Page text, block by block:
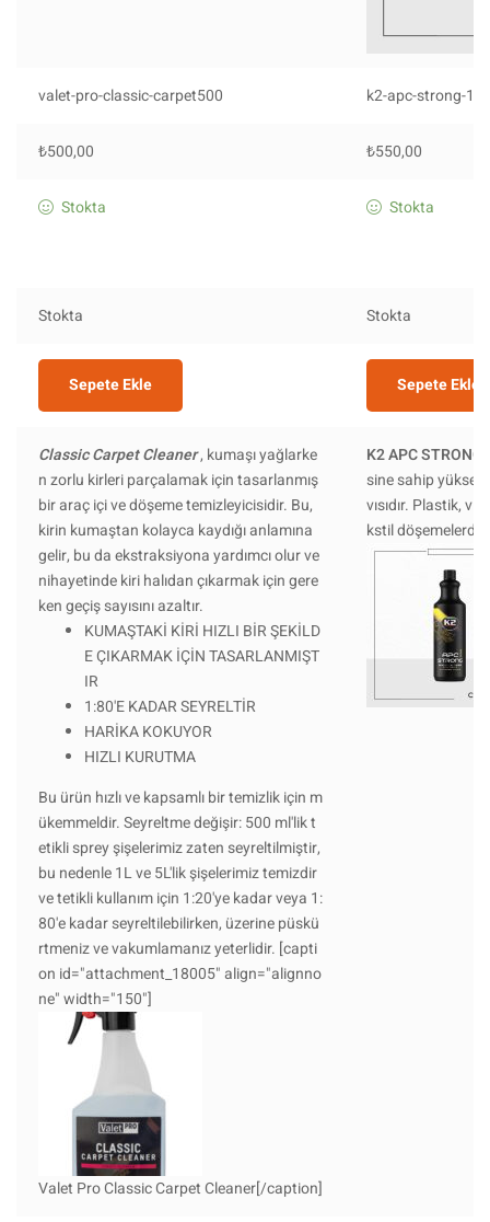
valet-pro-classic-carpet500 k2-apc-strong-1l
₺500,00 ₺550,00
Stokta Stokta
Stokta Stokta
Sepete Ekle Sepete Ekle
Classic Carpet Cleaner, kumaşı yağlarke
n zorlu kirleri parçalamak için tasarlanmış
bir araç içi ve döşeme temizleyicisidir. Bu,
kirin kumaştan kolayca kaydığı anlamına
gelir, bu da ekstraksiyona yardımcı olur ve
nihayetinde kiri halıdan çıkarmak için gere
ken geçiş sayısını azaltır.
KUMAŞTAKİ KİRİ HIZLI BİR ŞEKİLD
E ÇIKARMAK İÇİN TASARLANMIŞT
IR
1:80'E KADAR SEYRELTİR
HARİKA KOKUYOR
HIZLI KURUTMA
Bu ürün hızlı ve kapsamlı bir temizlik için m
ükemmeldir. Seyreltme değişir: 500 ml'lik t
etikli sprey şişelerimiz zaten seyreltilmiştir,
bu nedenle 1L ve 5L'lik şişelerimiz temizdir
ve tetikli kullanım için 1:20'ye kadar veya 1:
80'e kadar seyreltilebilirken, üzerine püskü
rtmeniz ve vakumlamanız yeterlidir. [capti
on id="attachment_18005" align="alignno
ne" width="150"]
Valet Pro Classic Carpet Cleaner[/caption]
K2 APC STRONG
sine sahip
vısıdır. Plastik,
kstil